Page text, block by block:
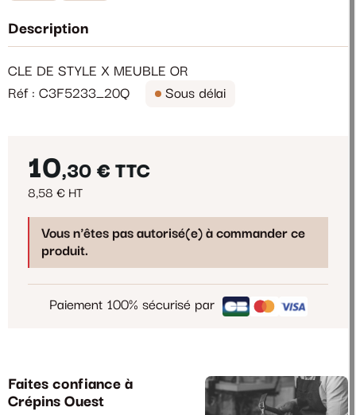
Description
CLE DE STYLE X MEUBLE OR
Réf : C3F5233_20Q
Sous délai
10,30 € TTC
8,58 € HT
Vous n'êtes pas autorisé(e) à commander ce
produit.
Paiement 100% sécurisé par
Faites confiance à
Crépins Ouest